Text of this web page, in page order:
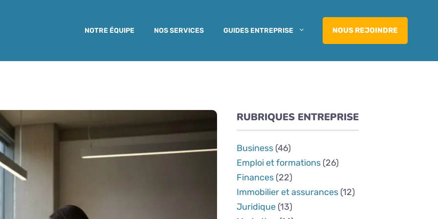
NOTRE ÉQUIPE NOS SERVICES GUIDES ENTREPRISE NOUS REJOINDRE
RUBRIQUES ENTREPRISE
Business (46)
Emploi et formations (26)
Finances (22)
Immobilier et assurances (12)
Juridique (13)